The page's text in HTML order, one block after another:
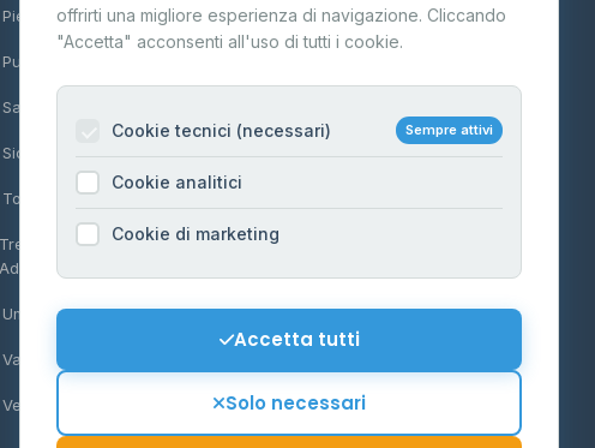
Piemonte
Puglia
Sardegna
Sicilia
Toscana
Trentino-Alto
Adige
Umbria
Valle d'Aosta
Veneto
Contatti
Per gestori
Informazioni legali
Privacy Policy
Cookie Policy
Mappa del sito
Contattaci
offrirti una migliore esperienza di navigazione. Cliccando
"Accetta" acconsenti all'uso di tutti i cookie.
Cookie tecnici (necessari) Sempre attivi
Cookie analitici
Cookie di marketing
Accetta tutti
Solo necessari